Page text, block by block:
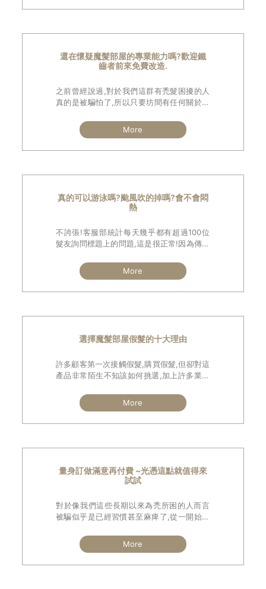
還在懷疑魔髮部屋的專業能力嗎?歡迎鐵
齒者前來免費改造.
之前曾經說過,對於我們這群有禿髮困擾的人
真的是被騙怕了,所以只要坊間有任何關於恢
當然假髮也不例外,尤其是可以戴著洗頭游泳
抗颱風的功能更是存疑,說什麼也不相信.
More
真的可以游泳嗎?颱風吹的掉嗎?會不會悶
熱
不誇張!客服部統計每天幾乎都有超過100位
髮友詢問標題上的問題,這是很正常!因為傳統
同,魔髮部屋科技假髮早已突破傳統的窠臼,讓
髮片或假髮做到就像自己的頭髮一樣不但配
More
選擇魔髮部屋假髮的十大理由
許多顧客第一次接觸假髮,購買假髮,但卻對這
產品非常陌生不知該如何挑選,加上許多業者
其他同業,但可以給您選擇魔髮部屋的十大理
由供您參考.
More
量身訂做滿意再付費 ~光憑這點就值得來
試試
對於像我們這些長期以來為禿所困的人而言
被騙似乎是已經習慣甚至麻痺了,從一開始微
會有不同的遭遇.
More